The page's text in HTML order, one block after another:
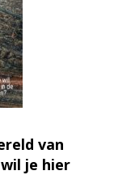
van
je hier